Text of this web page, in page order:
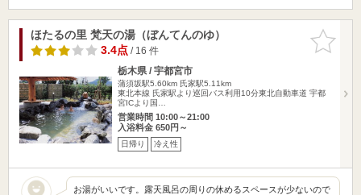
お気に入
りに追加
ほたるの里 梵天の湯（ぼんてんのゆ）
3.4点/ 16 件
栃木県 / 宇都宮市
蒲須坂駅5.60km 氏家駅5.11km
東北本線 氏家駅より巡回バス利用10分東北自動車道 宇都
宮ICより国…
営業時間 10:00～21:00
入浴料金 650円～
日帰り 冷え性
お湯がいいです。露天風呂の周りの休めるスペースが少ないので